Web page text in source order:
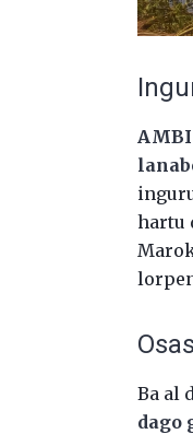
hartu
Ba al
dago